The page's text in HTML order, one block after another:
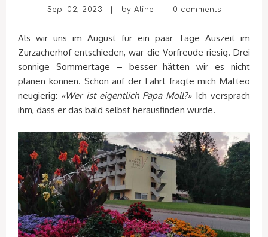
Sep. 02, 2023 | byAline 0 comments
Als wir uns im August für ein paar Tage Auszeit im
Zurzacherhof entschieden, war die Vorfreude riesig. Drei
sonnige Sommertage – besser hätten wir es nicht
planen können. Schon auf der Fahrt fragte mich Matteo
neugierig: «Wer ist eigentlich Papa Moll?»Ich versprach
ihm, dass er das bald selbst herausfinden würde.